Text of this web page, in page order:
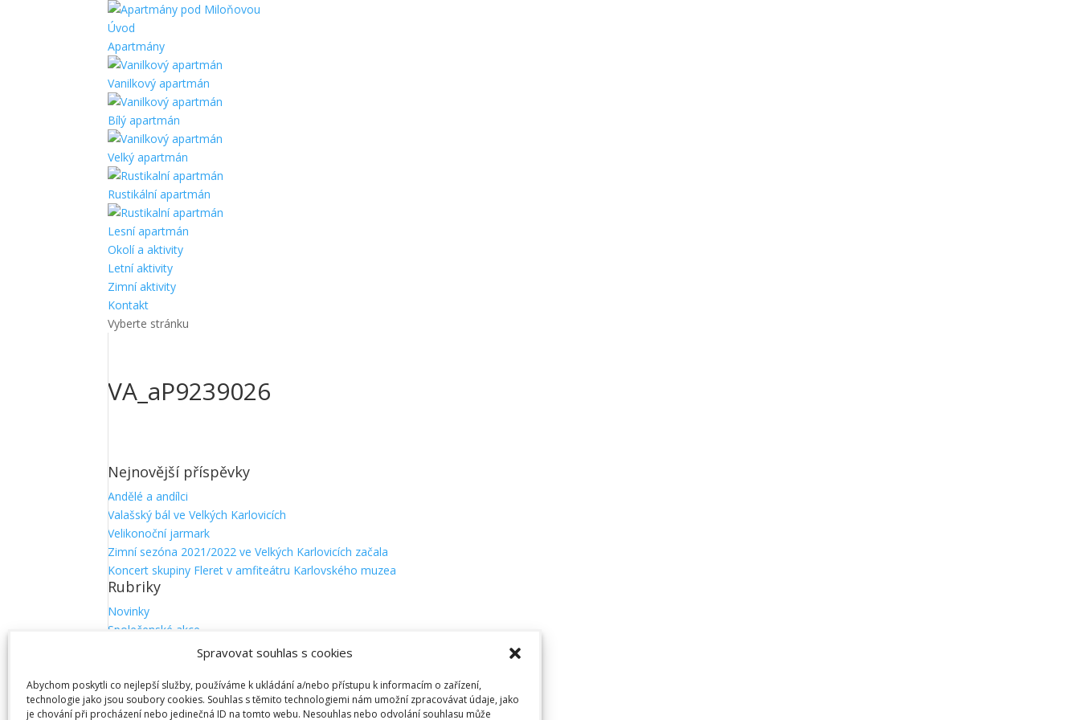
Spravovat souhlas s cookies
Abychom poskytli co nejlepší služby, používáme k ukládání a/nebo přístupu k informacím o zařízení,
technologie jako jsou soubory cookies. Souhlas s těmito technologiemi nám umožní zpracovávat údaje, jako
je chování při procházení nebo jedinečná ID na tomto webu. Nesouhlas nebo odvolání souhlasu může
Úvod
Apartmány
Vanilkový apartmán
Bílý apartmán
Velký apartmán
Rustikální apartmán
Lesní apartmán
Okolí a aktivity
Letní aktivity
Zimní aktivity
Kontakt
Vyberte stránku
VA_aP9239026
Nejnovější příspěvky
Andělé a andílci
Valašský bál ve Velkých Karlovicích
Velikonoční jarmark
Zimní sezóna 2021/2022 ve Velkých Karlovicích začala
Koncert skupiny Fleret v amfiteátru Karlovského muzea
Rubriky
Novinky
Společenské akce
© Podmilonovou.cz